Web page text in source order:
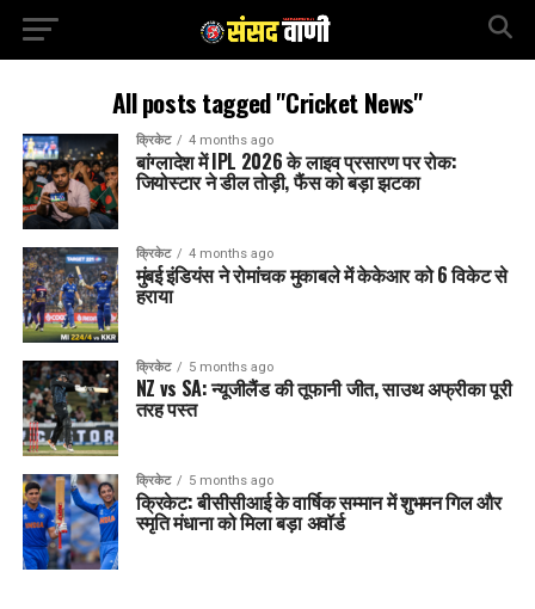
All posts tagged "Cricket News"
क्रिकेट 4 months ago
बांग्लादेश में IPL 2026 के लाइव प्रसारण पर रोक:
जियोस्टार ने डील तोड़ी, फैंस को बड़ा झटका
क्रिकेट 4 months ago
मुंबई इंडियंस ने रोमांचक मुकाबले में केकेआर को 6 विकेट से
हराया
क्रिकेट 5 months ago
NZ vs SA: न्यूजीलैंड की तूफानी जीत, साउथ अफ्रीका पूरी
तरह पस्त
क्रिकेट 5 months ago
क्रिकेट: बीसीसीआई के वार्षिक सम्मान में शुभमन गिल और
स्मृति मंधाना को मिला बड़ा अवॉर्ड